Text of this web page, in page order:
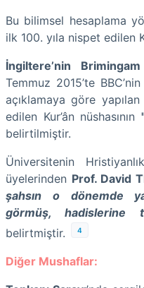
Bu bilimsel hesaplama
ilk 100. yıla nispet edilen
İngiltere’nin Brimingam
Temmuz 2015’te
açıklamaya göre
edilen Kur’ân nüshasının
belirtilmiştir.
Üniversitenin
üyelerinden Prof. David
şahsın o dönemde
görmüş, hadislerine
belirtmiştir.
4
Diğer Mushaflar: